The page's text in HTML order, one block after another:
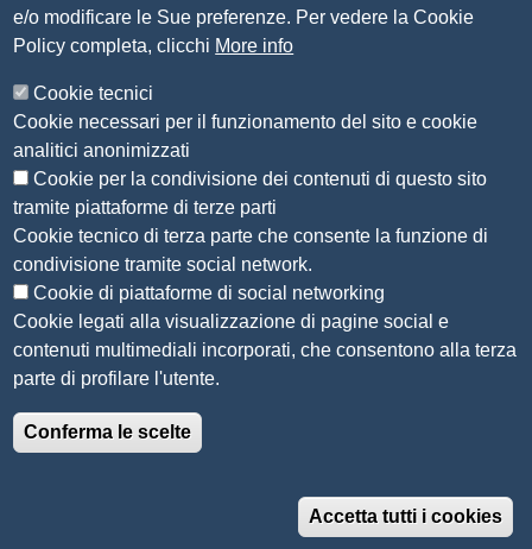
Amministrazione Trasparente
Organizzazione
Bandi di concorso
Bandi di gara e contratti
Provvedimenti
Attività e procedimenti
Seguici su
Sito web
Accesso riservato
Mappa del sito
e/o modificare le Sue preferenze. Per vedere la Cookie
Policy completa, clicchi More info
Cookie tecnici
Cookie necessari per il funzionamento del sito e cookie
analitici anonimizzati
Cookie per la condivisione dei contenuti di questo sito
tramite piattaforme di terze parti
Cookie tecnico di terza parte che consente la funzione di
condivisione tramite social network.
Cookie di piattaforme di social networking
Cookie legati alla visualizzazione di pagine social e
contenuti multimediali incorporati, che consentono alla terza
parte di profilare l'utente.
Conferma le scelte
Accetta tutti i cookies